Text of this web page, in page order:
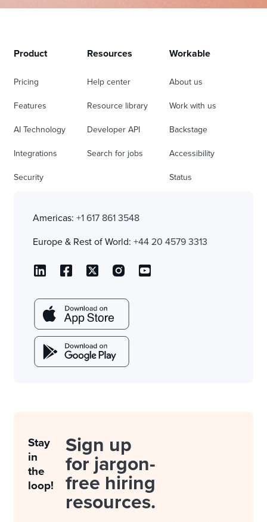
Product
Pricing
Features
AI Technology
Integrations
Security
Resources
Help center
Resource library
Developer API
Search for jobs
Workable
About us
Work with us
Backstage
Accessibility
Status
Americas: +1 617 861 3548
Europe & Rest of World: +44 20 4579 3313
Stay
in
the
loop!
Sign up
for jargon-
free hiring
resources.